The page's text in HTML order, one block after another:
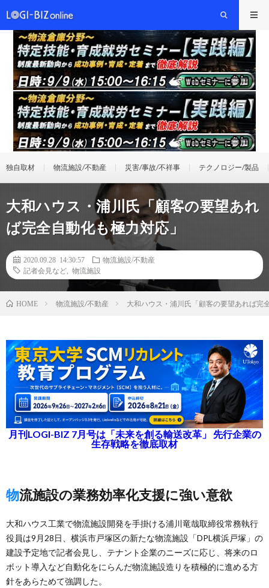
独自取材 物流施設/不動産 災害/事故/不祥事 テクノロジー/製品
大和ハウス・浦川氏「顧客の要望あれ
ば完全自動化も極力対応」
2020.09.28 14:30:57
物流施設/不動産
記者会見など
物流施設
HOME 物流施設/不動産 大和ハウス・浦川氏「顧客の要望あれば完
月刊LOGI-BIZ 7月号は「未来を創る輸送改革」 先行企業の
生存戦略を徹底取材
物流施設の業務効率化支援に強い意欲
大和ハウス工業で物流施設開発を手掛ける浦川竜哉取締役常務執行
役員は9月28日、横浜市戸塚区の新たな物流施設「DPL横浜戸塚」の
建設予定地で記者会見し、テナント企業のニーズに応じ、将来のロ
ボット導入など自動化をにらんだ物流施設造りを積極的に進める方
針をあらためて強調した。